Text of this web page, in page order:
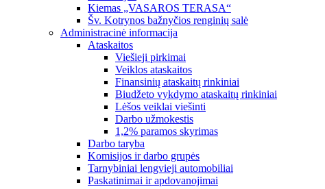
Kiemas „VASAROS TERASA“
Šv. Kotrynos bažnyčios renginių salė
Administracinė informacija
Ataskaitos
Viešieji pirkimai
Veiklos ataskaitos
Finansinių ataskaitų rinkiniai
Biudžeto vykdymo ataskaitų rinkiniai
Lėšos veiklai viešinti
Darbo užmokestis
1,2% paramos skyrimas
Darbo taryba
Komisijos ir darbo grupės
Tarnybiniai lengvieji automobiliai
Paskatinimai ir apdovanojimai